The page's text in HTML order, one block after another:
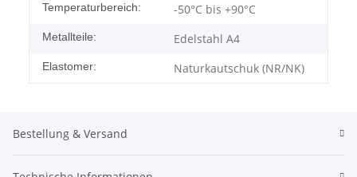
Temperaturbereich: -50°C bis +90°C
Metallteile: Edelstahl A4
Elastomer: Naturkautschuk (NR/NK)
Bestellung & Versand